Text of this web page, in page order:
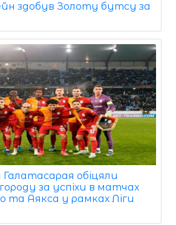
здобув Золоту бутсу за
обіцяли
за успіхи в матчах
Аякса у рамках Ліги